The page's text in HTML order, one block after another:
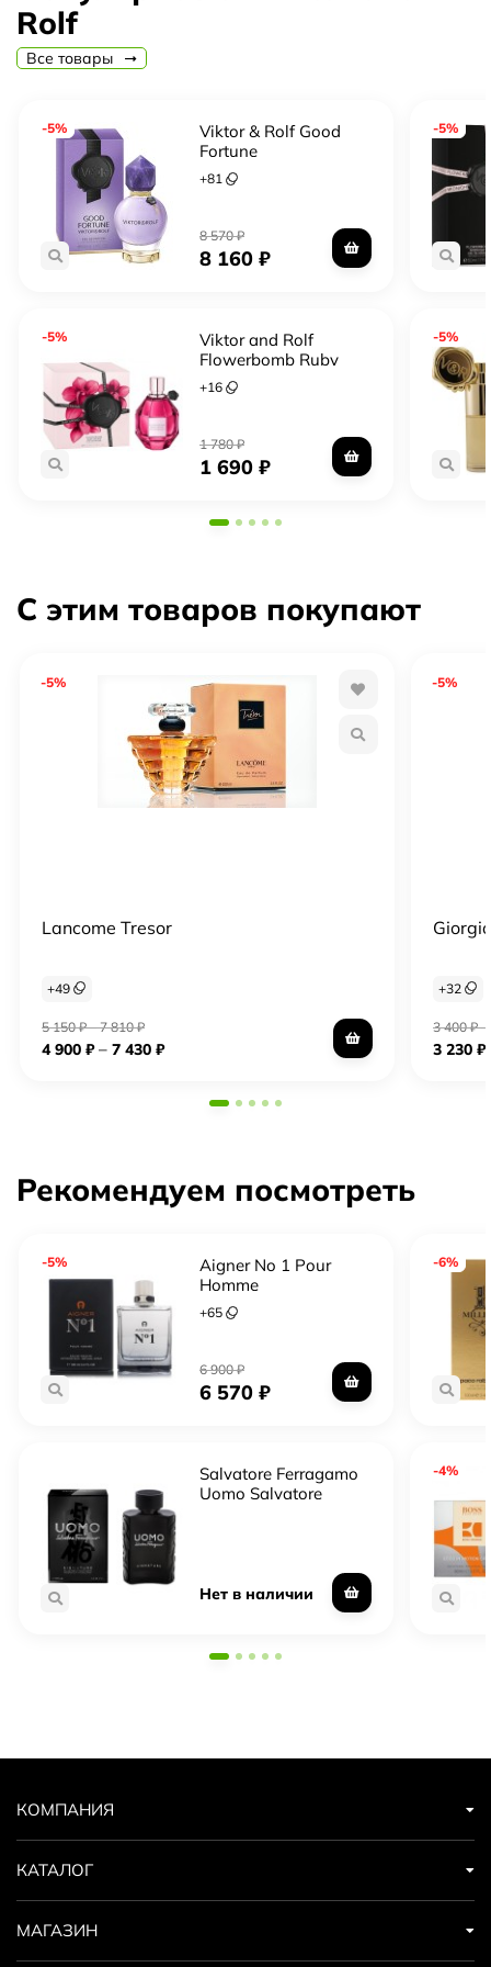
экстравагантными коллекциями, которые всегда
находят отклик у своих поклонников.
Rolf
Все товары
-5%
Viktor & Rolf Good
Fortune
+81
8 570₽
8 160₽
-5%
Viktor and Rolf
Flowerbomb Ruby
Orchid
+16
1 780₽
1 690₽
-5%
-5%
С этим товаров покупают
-5%
Lancome Tresor
+49
5 150₽–7 810₽
4 900₽–7 430₽
-5%
+32
3 400₽–
3 230 ₽
Рекомендуем посмотреть
-5%
Aigner No 1 Pour
Homme
+65
6 900₽
6 570₽
Salvatore Ferragamo
Uomo Salvatore
Нет в наличии
-6%
-4%
КОМПАНИЯ
КАТАЛОГ
МАГАЗИН